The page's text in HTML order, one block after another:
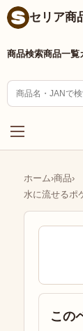
セリア商
商品検索商品一覧
ホーム›商品›
水に流せるポ
この